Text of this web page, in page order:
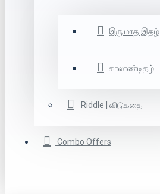
இரு மாத இதழ்
காலாண்டிதழ்
Riddle | விடுகதை
Combo Offers